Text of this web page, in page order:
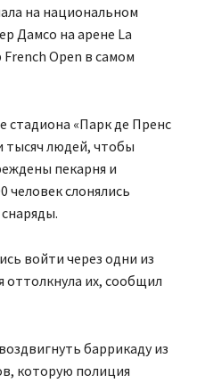
на национальном
Дамсо на арене La
Open в самом
стадиона «Парк де Пренс
тысяч людей, чтобы
пекарня и
человек слонялись
войти через одни из
оттолкнула их, сообщил
баррикаду из
которую полиция